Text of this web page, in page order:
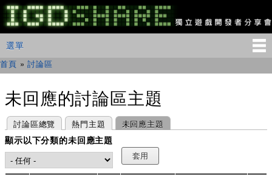
移
至
主
IGDSHARE
獨
遊
發
會
主選單
選單
您在這裡
首頁 »討論區
未回應的討論區主題
主要索引標籤
討論區總覽 熱門主題 未回應主題
(作用中頁籤)
顯示以下分類的未回應主題